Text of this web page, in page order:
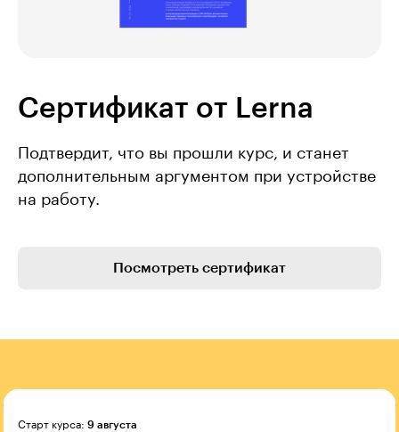
Сертификат от Lerna
Подтвердит, что вы прошли курс, и станет
дополнительным аргументом при устройстве
на работу.
Посмотреть сертификат
Старт курса: 9 августа